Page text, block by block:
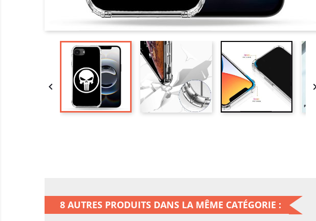

8 AUTRES PRODUITS DANS LA MÊME CATÉGORIE :